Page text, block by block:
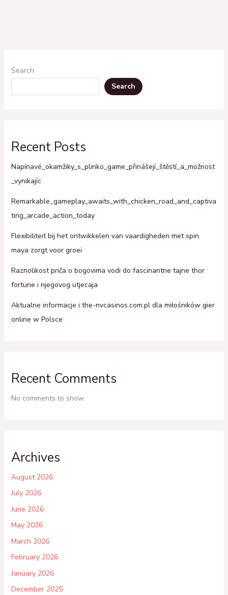
Search
Search
Recent Posts
Napínavé_okamžiky_s_plinko_game_přinášejí_štěstí_a_možnost
_vynikajíc
Remarkable_gameplay_awaits_with_chicken_road_and_captiva
ting_arcade_action_today
Flexibiliteit bij het ontwikkelen van vaardigheden met spin
maya zorgt voor groei
Raznolikost priča o bogovima vodi do fascinantne tajne thor
fortune i njegovog utjecaja
Aktualne informacje i the-nvcasinos.com.pl dla miłośników gier
online w Polsce
Recent Comments
No comments to show.
Archives
August 2026
July 2026
June 2026
May 2026
March 2026
February 2026
January 2026
December 2025